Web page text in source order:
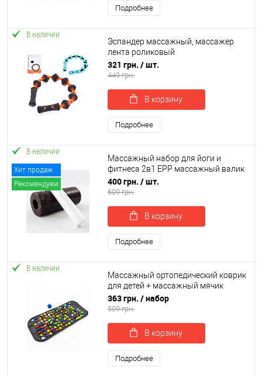
Подробнее
В наличии
Эспандер массажный, массажер
лента роликовый
антицеллюлитный для спины, шеи,
ног OSPORT (MS 4089)
321 грн. / шт.
449 грн.
В корзину
Подробнее
Хит продаж
Рекомендуем
В наличии
Массажный набор для йоги и
фитнеса 2в1 EPP массажный валик
йога ролл для массажа и растяжки
OSPORT (OF-0312)
400 грн. / шт.
609 грн.
В корзину
Подробнее
В наличии
Массажный ортопедический коврик
для детей + массажный мячик
массажер для ног МФР OSPORT Set
42 (n-0072)
363 грн. / набор
509 грн.
В корзину
Подробнее